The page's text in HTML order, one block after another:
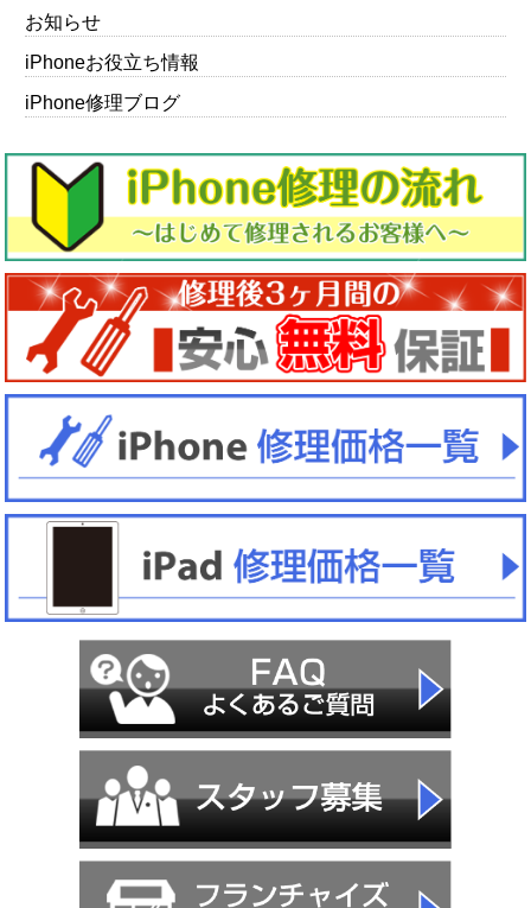
お知らせ
iPhoneお役立ち情報
iPhone修理ブログ